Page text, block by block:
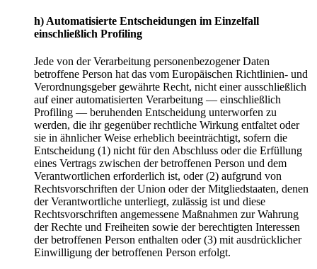
h) Automatisierte Entscheidungen im Einzelfall
einschließlich Profiling
Jede von der Verarbeitung personenbezogener Daten
betroffene Person hat das vom Europäischen Richtlinien- und
Verordnungsgeber gewährte Recht, nicht einer ausschließlich
auf einer automatisierten Verarbeitung — einschließlich
Profiling — beruhenden Entscheidung unterworfen zu
werden, die ihr gegenüber rechtliche Wirkung entfaltet oder
sie in ähnlicher Weise erheblich beeinträchtigt, sofern die
Entscheidung (1) nicht für den Abschluss oder die Erfüllung
eines Vertrags zwischen der betroffenen Person und dem
Verantwortlichen erforderlich ist, oder (2) aufgrund von
Rechtsvorschriften der Union oder der Mitgliedstaaten, denen
der Verantwortliche unterliegt, zulässig ist und diese
Rechtsvorschriften angemessene Maßnahmen zur Wahrung
der Rechte und Freiheiten sowie der berechtigten Interessen
der betroffenen Person enthalten oder (3) mit ausdrücklicher
Einwilligung der betroffenen Person erfolgt.